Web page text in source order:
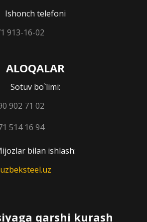
Ishonch telefoni
913-16-02
ALOQALAR
Sotuv bo`limi:
902 71 02
514 16 94
bilan ishlash:
qarshi kurash